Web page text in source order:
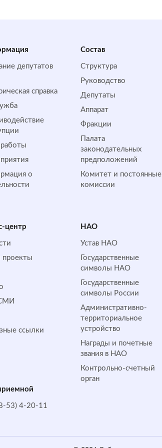
депутатов
справка
работы
о
Состав
Структура
Руководство
Депутаты
Аппарат
Фракции
Палата
законодательных
предположений
Комитет и постоянные
комиссии
центр
проекты
ссылки
НАО
Устав НАО
Государственные
символы НАО
Государственные
символы России
Административно-
территориальное
устройство
Награды и почетные
звания в НАО
Контрольно-счетный
орган
53) 4-20-11